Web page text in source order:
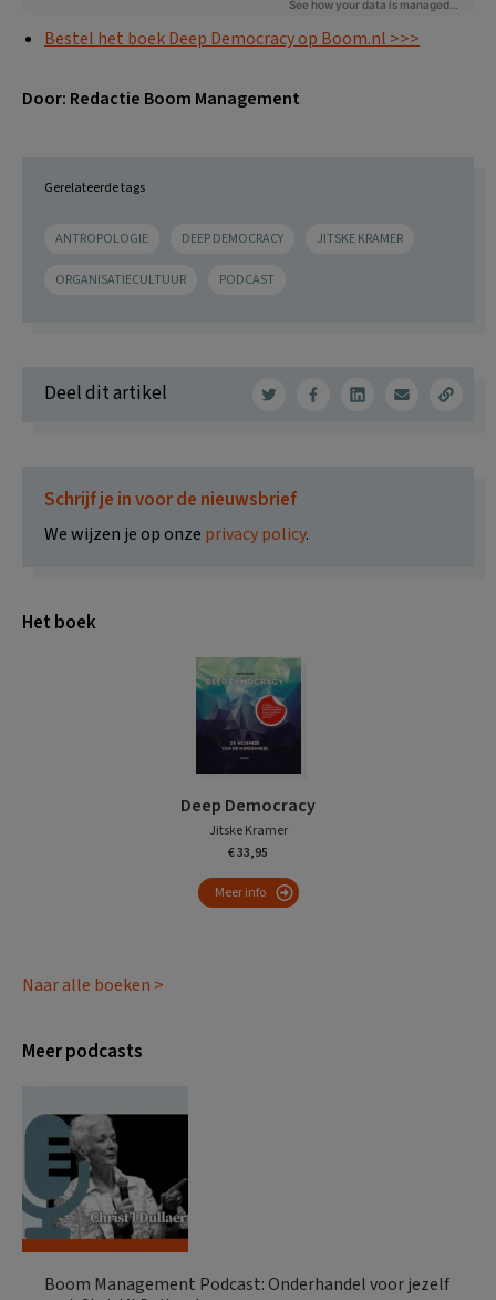
Bestel het boek Deep Democracy op Boom.nl >>>
Door: Redactie Boom Management
Gerelateerde tags
ANTROPOLOGIE DEEP DEMOCRACY JITSKE KRAMER
ORGANISATIECULTUUR PODCAST
Deel dit artikel
Schrijf je in voor de nieuwsbrief
We wijzen je op onze privacy policy.
Het boek
Deep Democracy
Jitske Kramer
€ 33,95
Meer info
Naar alle boeken >
Meer podcasts
Boom Management Podcast: Onderhandel voor jezelf